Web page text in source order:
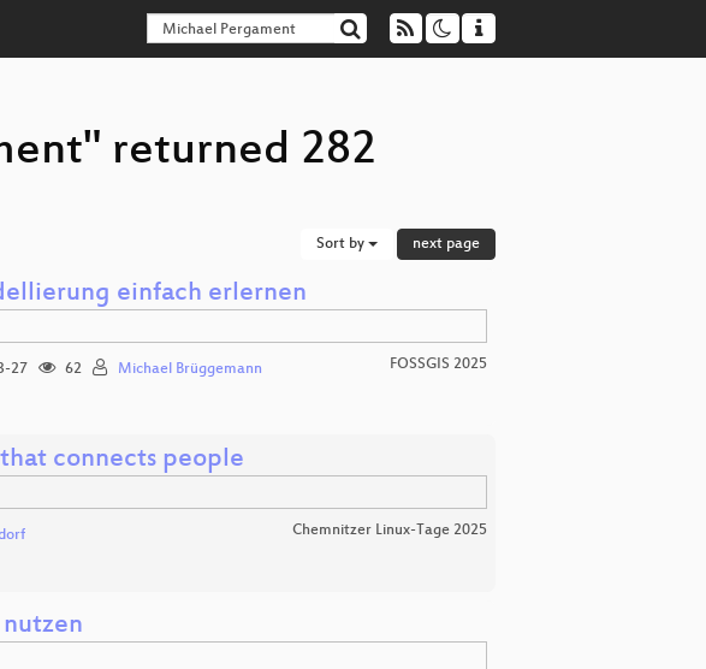
returned 282
Sort by next page
einfach erlernen
27 62 Michael Brüggemann FOSSGIS 2025
connects people
Chemnitzer Linux-Tage 2025